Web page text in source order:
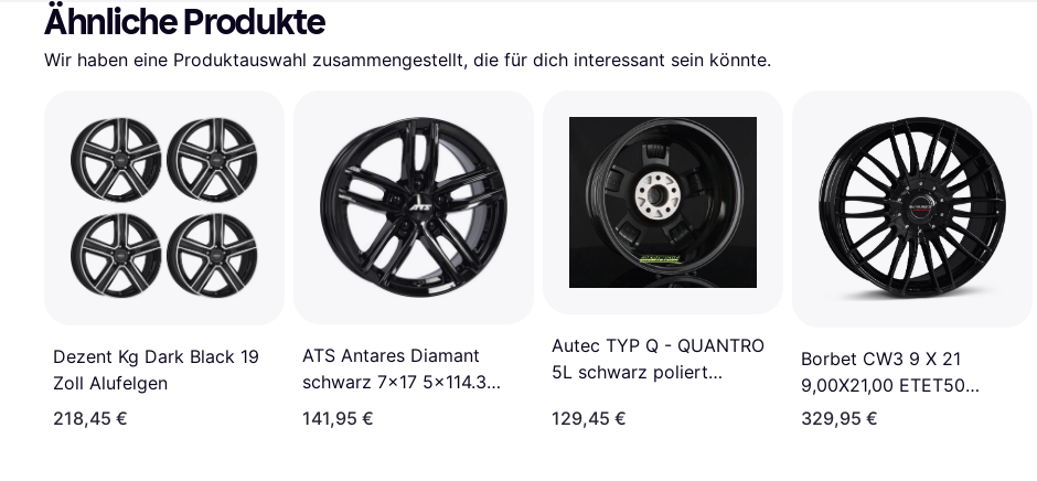
Ähnliche Produkte
Wir haben eine Produktauswahl zusammengestellt, die für dich interessant sein könnte.
Dezent Kg Dark Black 19
Zoll Alufelgen
218,45 €
ATS Antares Diamant
schwarz 7x17 5x114.3
ET50
141,95 €
Autec TYP Q - QUANTRO
5L schwarz poliert
129,45 €
Borbet CW3 9 X 21
9,00X21,00 ETET50
LK5X130
329,95 €